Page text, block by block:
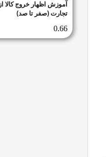
آموزش اظهار خروج کالا
تجارت (صفر تا صد)